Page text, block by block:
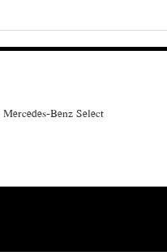
Mercedes-Benz Select